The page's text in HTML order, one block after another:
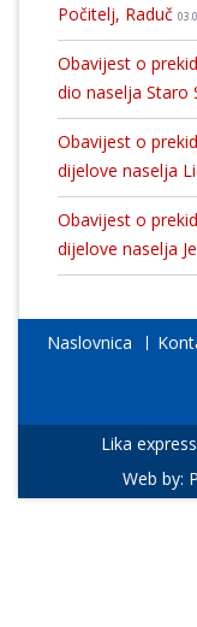
Počitelj, Raduč
Obavijest o
dio naselja Staro
Obavijest o
dijelove naselja
Obavijest o
dijelove naselja
Naslovnica
Lika
Web by: